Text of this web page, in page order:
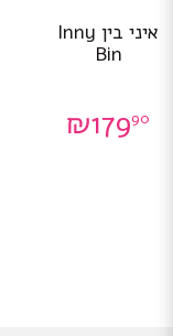
איני בין Inny
Bin
₪17990